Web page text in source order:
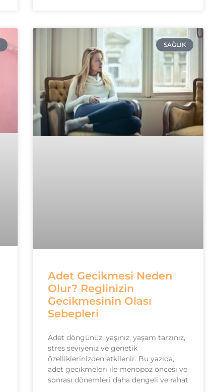
SAĞLIK
Adet Gecikmesi Neden
Olur? Reglinizin
Gecikmesinin Olası
Sebepleri
Adet döngünüz, yaşınız, yaşam tarzınız,
stres seviyeniz ve genetik
özelliklerinizden etkilenir. Bu yazıda,
adet gecikmeleri ile menopoz öncesi ve
sonrası dönemleri daha dengeli ve rahat